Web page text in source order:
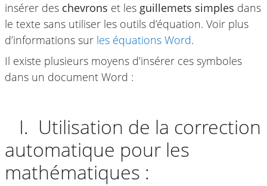
insérer des chevrons et les guillemets simples dans
le texte sans utiliser les outils d’équation. Voir plus
d’informations sur les équations Word.
Il existe plusieurs moyens d’insérer ces symboles
dans un document Word :
I. Utilisation de la correction
automatique pour les
mathématiques :